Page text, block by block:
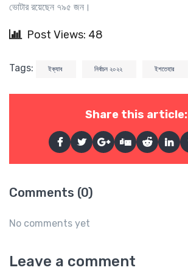
ভোটার রয়েছেন ৭৯৫ জন।
Post Views: 48
Tags: ইক্যাব নির্বাচন ২০২২ ইশতেহার
Share this article:
Comments (0)
No comments yet
Leave a comment